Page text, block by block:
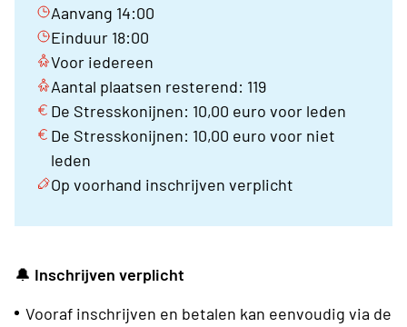
Aanvang 14:00
Einduur 18:00
Voor iedereen
Aantal plaatsen resterend: 119
De Stresskonijnen: 10,00 euro voor leden
De Stresskonijnen: 10,00 euro voor niet
leden
Op voorhand inschrijven verplicht
🔔 Inschrijven verplicht
Vooraf inschrijven en betalen kan eenvoudig via de